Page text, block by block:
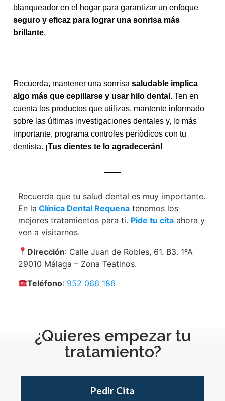
blanqueador en el hogar para garantizar un enfoque
seguro y eficaz para lograr una sonrisa más
brillante.
.
Recuerda, mantener una sonrisa saludable implica
algo más que cepillarse y usar hilo dental. Ten en
cuenta los productos que utilizas, mantente informado
sobre las últimas investigaciones dentales y, lo más
importante, programa controles periódicos con tu
dentista. ¡Tus dientes te lo agradecerán!
Recuerda que tu salud dental es muy importante.
En la Clínica Dental Requena tenemos los
mejores tratamientos para ti. Pide tu cita ahora y
ven a visitarnos.
Dirección: Calle Juan de Robles, 61. B3. 1ºA
29010 Málaga – Zona Teatinos.
Teléfono: 952 066 186
¿Quieres empezar tu
tratamiento?
Pedir Cita